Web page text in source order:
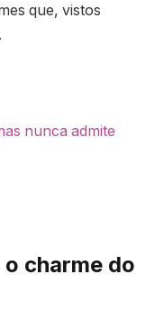
que, vistos
nunca admite
charme do